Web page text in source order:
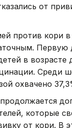
от
против кори в
Первую
в возрасте
Среди
охвачено
которые
от кори. В